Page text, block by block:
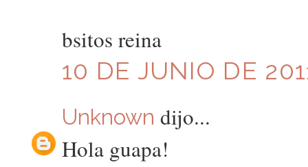
bsitos reina
10 DE JUNIO DE
Unknown dijo...
Hola guapa!